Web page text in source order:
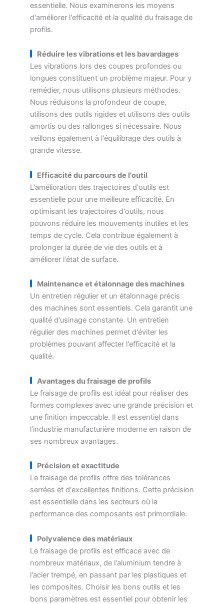
essentielle. Nous examinerons les moyens
d'améliorer l'efficacité et la qualité du fraisage de
profils.
Réduire les vibrations et les bavardages
Les vibrations lors des coupes profondes ou
longues constituent un problème majeur. Pour y
remédier, nous utilisons plusieurs méthodes.
Nous réduisons la profondeur de coupe,
utilisons des outils rigides et utilisons des outils
amortis ou des rallonges si nécessaire. Nous
veillons également à l'équilibrage des outils à
grande vitesse.
Efficacité du parcours de l'outil
L'amélioration des trajectoires d'outils est
essentielle pour une meilleure efficacité. En
optimisant les trajectoires d'outils, nous
pouvons réduire les mouvements inutiles et les
temps de cycle. Cela contribue également à
prolonger la durée de vie des outils et à
améliorer l'état de surface.
Maintenance et étalonnage des machines
Un entretien régulier et un étalonnage précis
des machines sont essentiels. Cela garantit une
qualité d'usinage constante. Un entretien
régulier des machines permet d'éviter les
problèmes pouvant affecter l'efficacité et la
qualité.
Avantages du fraisage de profils
Le fraisage de profils est idéal pour réaliser des
formes complexes avec une grande précision et
une finition impeccable. Il est essentiel dans
l'industrie manufacturière moderne en raison de
ses nombreux avantages.
Précision et exactitude
Le fraisage de profils offre des tolérances
serrées et d'excellentes finitions. Cette précision
est essentielle dans les secteurs où la
performance des composants est primordiale.
Polyvalence des matériaux
Le fraisage de profils est efficace avec de
nombreux matériaux, de l'aluminium tendre à
l'acier trempé, en passant par les plastiques et
les composites. Choisir les bons outils et les
bons paramètres est essentiel pour obtenir les